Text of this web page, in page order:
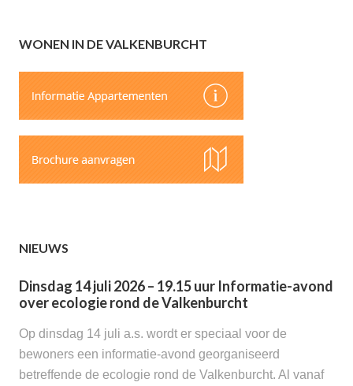
WONEN IN DE VALKENBURCHT
NIEUWS
Dinsdag 14 juli 2026 – 19.15 uur Informatie-avond
over ecologie rond de Valkenburcht
Op dinsdag 14 juli a.s. wordt er speciaal voor de
bewoners een informatie-avond georganiseerd
betreffende de ecologie rond de Valkenburcht. Al vanaf